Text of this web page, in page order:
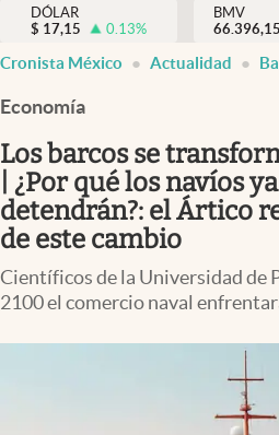
Dólar y mercados
Pc y celular
Vida y estilo
Clima
Espiritualidad
DÓLAR
$ 17,15 0.13%
BMV
66.396,15
Cronista México Actualidad
Economía
Los barcos se
| ¿Por qué los navíos
detendrán?: el Ártico
de este cambio
Científicos de la Universidad de
2100 el comercio naval